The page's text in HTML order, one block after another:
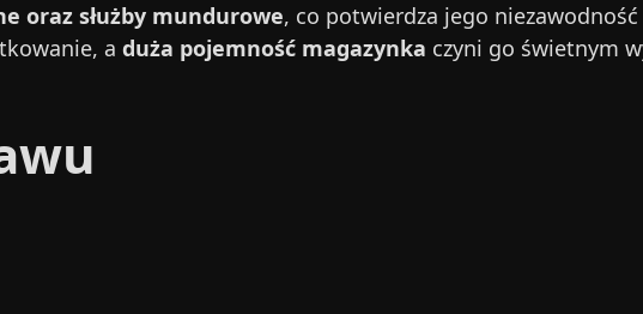
oraz służby mundurowe, co potwierdza jego
a duża pojemność magazynka czyni go świetnym